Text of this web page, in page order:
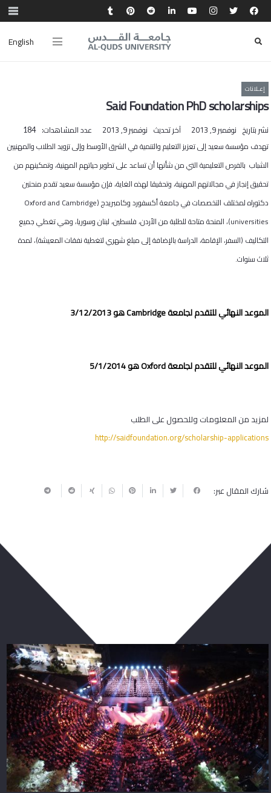
English
إعـلانات
Said Foundation PhD scholarships
نشر بتاريخ نوفمبر 9, 2013 آخر تحديث نوفمبر 9, 2013 عدد المشاهدات: 184
تهدف مؤسسة سعيد إلى تعزيز التعليم والتنمية في الشرق الأوسط وإلى تزويد الطلاب والمهنيين
الشباب بالفرص التعليمية التي من شأنها أن تساعد على تطوير حياتهم المهنية، وتمكينهم من
تحقيق إنجاز في مجالاتهم المهنية، وتحقيقا لهذه الغاية، فإن مؤسسة سعيد تقدم منحتين
دكتوراه لمختلف التخصصات في جامعة أكسفورد وكامبريدج (Oxford and Cambridge
universities)، المنحة متاحة للطلبة من الأردن، فلسطين، لبنان وسوريا، وهي تغطي جميع
التكاليف (السفر، الإقامة، الدراسة بالإضافة إلى مبلغ شهري لتغطية نفقات المعيشة)، لمدة
ثلاث سنوات.
الموعد النهائي للتقدم لجامعةCambridgeهو 3/12/2013
الموعد النهائي للتقدم لجامعةOxfordهو 5/1/2014
لمزيد من المعلومات وللحصول على الطلب
http://saidfoundation.org/scholarship-applications
شارك المقال عبر: